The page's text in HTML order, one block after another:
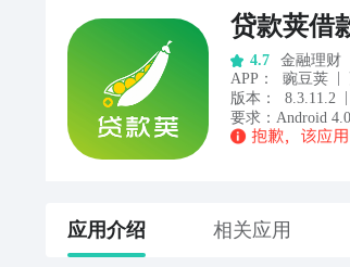
贷款荚借
4.7 金融理财
APP ： 豌豆荚 |
版本：
8.3.11.2
|
要求： Android
应用介绍 相关应用